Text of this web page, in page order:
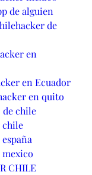
de alguien
hacker de
en
en Ecuador
en quito
de chile
chile
CHILE